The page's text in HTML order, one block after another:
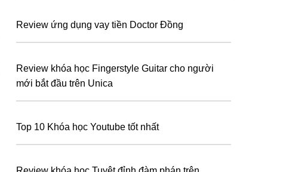
Review ứng dụng vay tiền Doctor Đồng
Review khóa học Fingerstyle Guitar cho người
mới bắt đầu trên Unica
Top 10 Khóa học Youtube tốt nhất